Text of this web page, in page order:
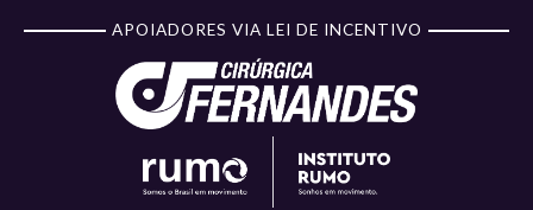
APOIADORES VIA LEI DE INCENTIVO